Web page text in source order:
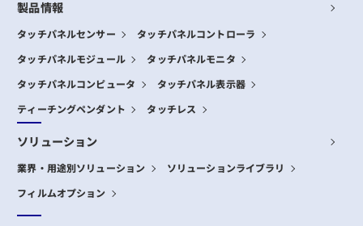
製品情報
タッチパネルセンサー タッチパネルコントローラ
タッチパネルモジュール タッチパネルモニタ
タッチパネルコンピュータ タッチパネル表示器
ティーチングペンダント タッチレス
ソリューション
業界・用途別ソリューション ソリューションライブラリ
フィルムオプション